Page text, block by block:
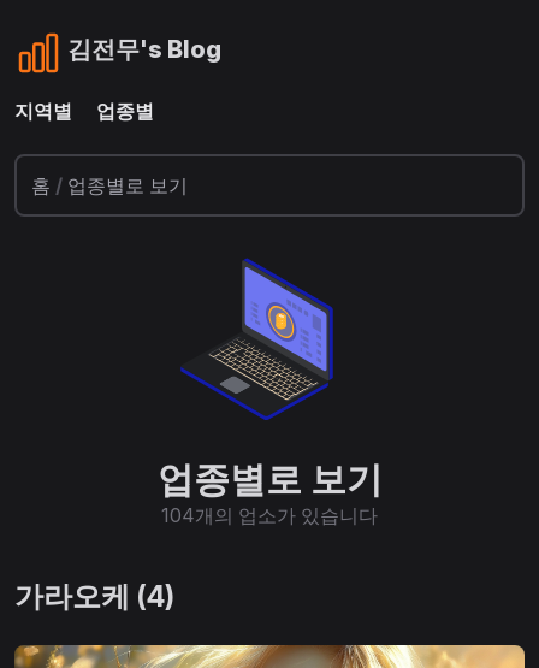
김전무's Blog
지역별 업종별
홈 / 업종별로 보기
업종별로 보기
104개의 업소가 있습니다
가라오케 (4)